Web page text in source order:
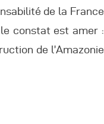
de la France
le constat est amer :
de l’Amazonie